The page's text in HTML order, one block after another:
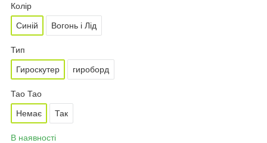
Колір
Синій Вогонь і Лід
Тип
Гироскутер гироборд
Тао Тао
Немає Так
В наявності